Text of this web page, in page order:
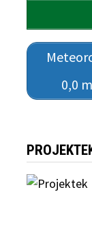
0,0